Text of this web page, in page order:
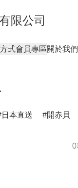
限公司
式會員專區關於我們
日本直送 開赤貝
0